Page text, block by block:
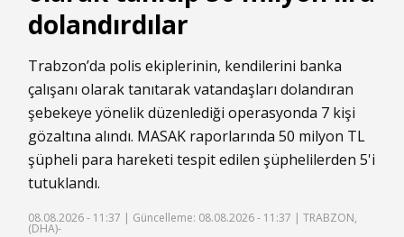
dolandırdılar
Trabzon’da polis ekiplerinin, kendilerini banka
çalışanı olarak tanıtarak vatandaşları dolandıran
şebekeye yönelik düzenlediği operasyonda 7 kişi
gözaltına alındı. MASAK raporlarında 50 milyon TL
şüpheli para hareketi tespit edilen şüphelilerden 5'i
tutuklandı.
08.08.2026 - 11:37 | Güncelleme: 08.08.2026 - 11:37 | TRABZON,
(DHA)-